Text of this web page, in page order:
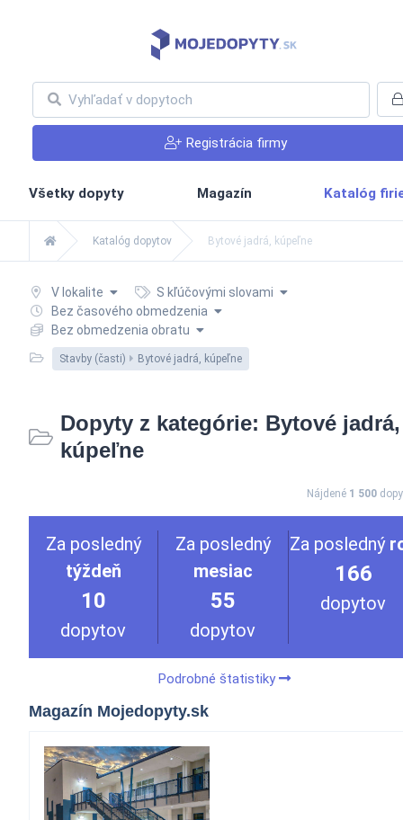
Registrácia firmy
Všetky dopyty Magazín Katalóg
Katalóg dopytov Bytové jadrá, kúpeľne
V lokalite
S kľúčovými slovami
Bez časového obmedzenia
Bez obmedzenia obratu
Stavby (časti) Bytové jadrá, kúpeľne
Dopyty z kategórie: Bytové jadrá,
kúpeľne
Nájdené 1 500
Za posledný
týždeň
10
dopytov
Za posledný
mesiac
55
dopytov
Za posledný
166
dopytov
Podrobné štatistiky
Magazín Mojedopyty.sk